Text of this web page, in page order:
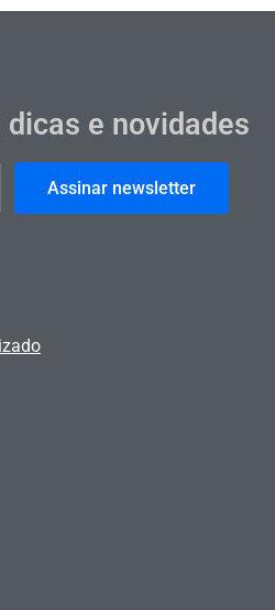
e novidades
Assinar newsletter